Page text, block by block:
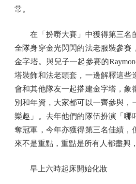
常。
在「扮嘢大賽」中獲得第三名
全隊身穿金光閃閃的法老服裝參賽
金字塔。與兒子一起參賽的
塔裝飾和法老頭套，一邊解釋這些
會和其他隊友一起搭建金字塔，象
別和年資，大家都可以一齊參與，
樂趣」。去年他們的隊伍扮演「哪
奪冠軍，今年亦獲得第三名佳績，
來不是重點，重點是所有人都盡興
早上六時起床開始化妝